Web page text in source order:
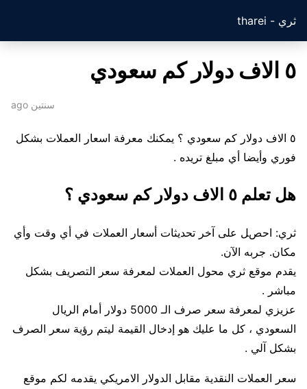
ثري - tharei
٥ الاف دولار كم سعودي
سنتين ago
٥ الاف دولار كم سعودي ؟ يمكنك معرفة اسعار العملات بشكل
فوري وأيضا أي مبلغ تريده .
هل تعلم ٥ الاف دولار كم سعودي ؟
ثري: احصل على آخر تحديثات أسعار العملات في أي وقت وأي
مكان. جربه الآن.
يقدم موقع ثري محول العملات لمعرفة سعر التصريف بشكل
مباشر .
عزيزي لمعرفة سعر صرف الـ 5000 دولار أمام الريال
السعودي ، كل ما عليك هو إدخال القيمة ليتم رؤية سعر الصرف
بشكل آلي .
سعر العملات النقدية مقابل الدولار الامريكي يقدمه لكم موقع